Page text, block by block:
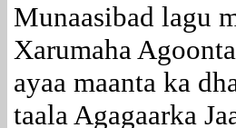
Munaasibad lagu
Xarumaha
ayaa maanta ka
taala Agagaarka